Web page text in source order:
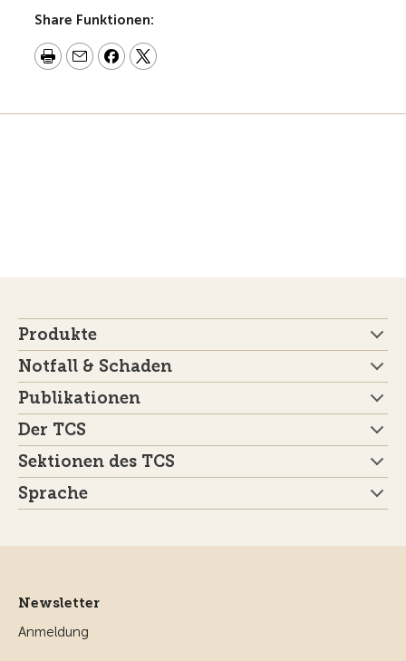
Share Funktionen:
Produkte
Notfall & Schaden
Publikationen
Der TCS
Sektionen des TCS
Sprache
Newsletter
Anmeldung